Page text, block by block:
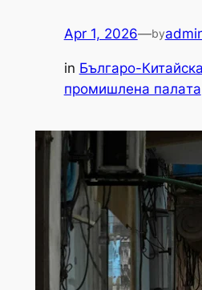
Apr 1, 2026—by
in Българо-
промишлена палaта